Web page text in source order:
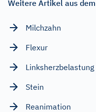
Weitere Artikel aus
Milchzahn
Flexur
Linksherzbelastung
Stein
Reanimation